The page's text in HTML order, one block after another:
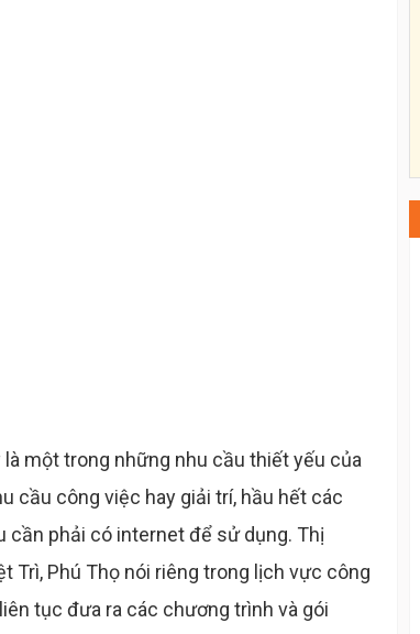
một trong những nhu cầu thiết yếu của
cầu công việc hay giải trí, hầu hết các
cần phải có internet để sử dụng. Thị
Trì, Phú Thọ nói riêng trong lịch vực công
tục đưa ra các chương trình và gói